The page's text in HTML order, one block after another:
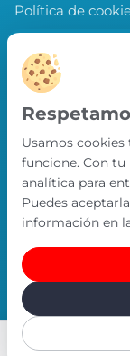
Política de
Política de
Preferencias de
LLEVA
Chollos,
nuestra APP.
App
Usamos cookies
funcione. Con
analítica para
Puedes
información en